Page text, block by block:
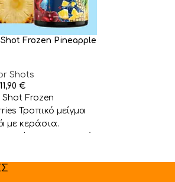
Frozen Pineapple
Shots
11,90€
Shot Frozen
Τροπικό μείγμα
με κεράσια.